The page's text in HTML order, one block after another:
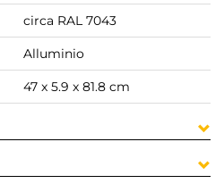
circa RAL 7043
Alluminio
47 x 5.9 x 81.8 cm